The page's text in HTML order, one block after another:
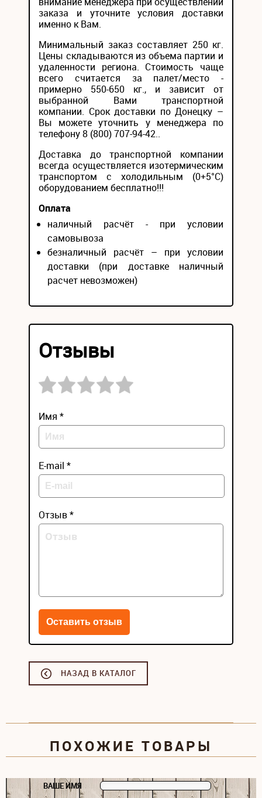
заказа и уточните условия доставки
именно к Вам.
Минимальный заказ составляет 250 кг.
Цены складываются из объема партии и
удаленности региона. Стоимость чаще
всего считается за палет/место -
примерно 550-650 кг., и зависит от
выбранной Вами транспортной
компании. Срок доставки по Донецку –
Вы можете уточнить у менеджера по
телефону 8 (800) 707-94-42..
Доставка до транспортной компании
всегда осуществляется изотермическим
транспортом с холодильным (0+5°С)
оборудованием бесплатно!!!
Оплата
наличный расчёт - при условии
самовывоза
безналичный расчёт – при условии
доставки (при доставке наличный
расчет невозможен)
Отзывы
Имя *
E-mail *
Отзыв *
НАЗАД В КАТАЛОГ
ПОХОЖИЕ ТОВАРЫ
ВАШЕ ИМЯ